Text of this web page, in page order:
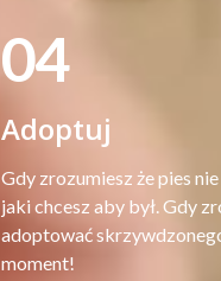
04
Adoptuj
Gdy zrozumiesz że pies
jaki chcesz aby był. Gdy
adoptować
moment!